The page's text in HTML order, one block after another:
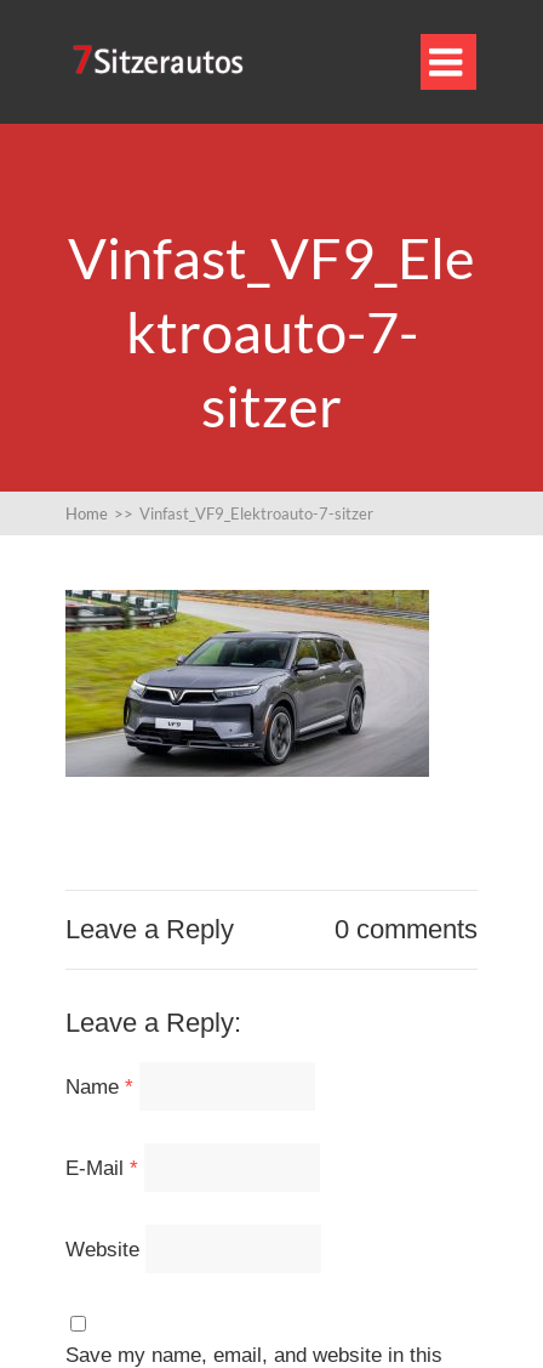

Vinfast_VF9_Ele
ktroauto-7-
sitzer
Home >> Vinfast_VF9_Elektroauto-7-sitzer
Leave a Reply 0 comments
Leave a Reply:
Name *
E-Mail *
Website
Save my name, email, and website in this